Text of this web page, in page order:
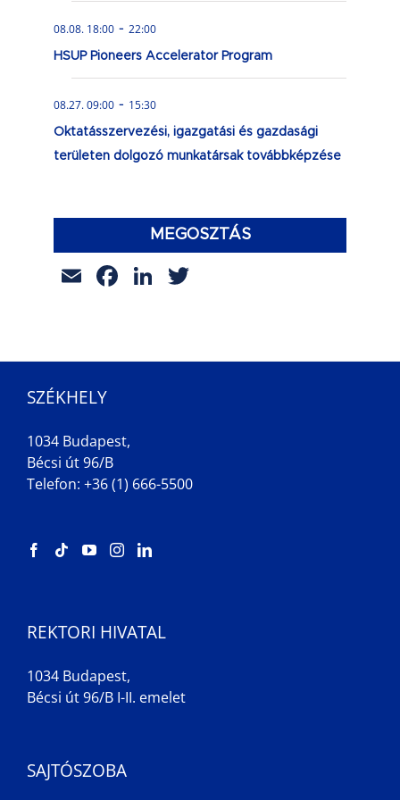
08.08. 18:00 - 22:00
HSUP Pioneers Accelerator Program
08.27. 09:00 - 15:30
Oktatásszervezési, igazgatási és gazdasági
területen dolgozó munkatársak továbbképzése
MEGOSZTÁS
EmailFacebook
LinkedIn
SZÉKHELY
1034 Budapest,
Bécsi út 96/B
Telefon: +36 (1) 666-5500
REKTORI HIVATAL
1034 Budapest,
Bécsi út 96/B I-II. emelet
SAJTÓSZOBA